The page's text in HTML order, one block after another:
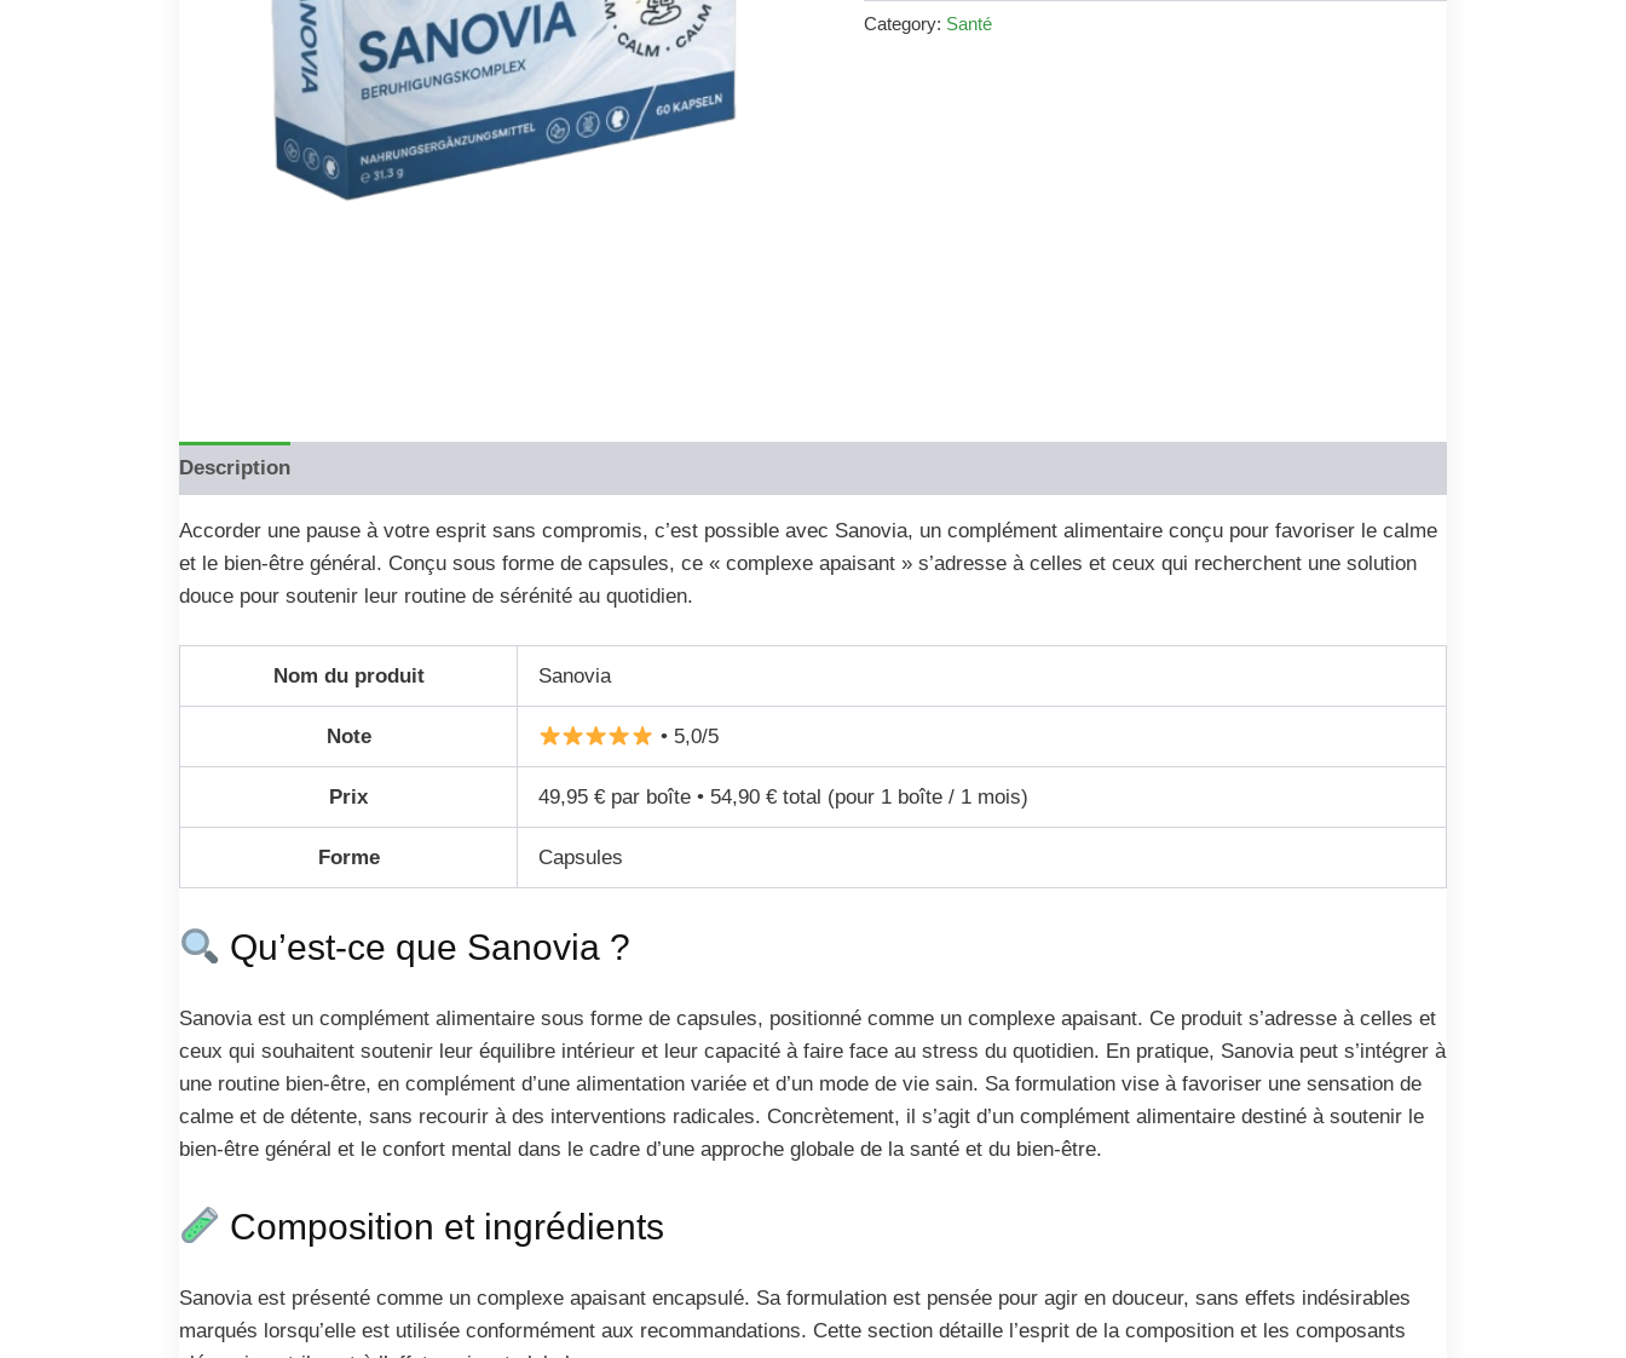
€79.00.€36.00.
Category: Santé
Description
Accorder une pause à votre esprit sans compromis, c’est possible avec Sanovia, un complément alimentaire conçu pour favoriser le calme
et le bien-être général. Conçu sous forme de capsules, ce « complexe apaisant » s’adresse à celles et ceux qui recherchent une solution
douce pour soutenir leur routine de sérénité au quotidien.
Nom du produit Sanovia
Note • 5,0/5
Prix 49,95 € par boîte • 54,90 € total (pour 1 boîte / 1 mois)
Forme Capsules
Qu’est-ce que Sanovia ?
Sanovia est un complément alimentaire sous forme de capsules, positionné comme un complexe apaisant. Ce produit s’adresse à celles et
ceux qui souhaitent soutenir leur équilibre intérieur et leur capacité à faire face au stress du quotidien. En pratique, Sanovia peut s’intégrer à
une routine bien-être, en complément d’une alimentation variée et d’un mode de vie sain. Sa formulation vise à favoriser une sensation de
calme et de détente, sans recourir à des interventions radicales. Concrètement, il s’agit d’un complément alimentaire destiné à soutenir le
bien-être général et le confort mental dans le cadre d’une approche globale de la santé et du bien-être.
Composition et ingrédients
Sanovia est présenté comme un complexe apaisant encapsulé. Sa formulation est pensée pour agir en douceur, sans effets indésirables
marqués lorsqu’elle est utilisée conformément aux recommandations. Cette section détaille l’esprit de la composition et les composants